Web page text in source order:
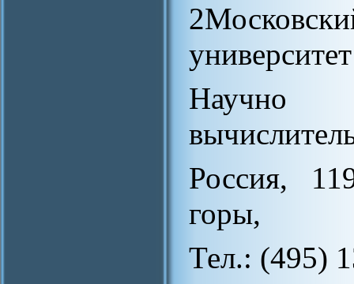
Научно
Россия,
горы,
Тел.: (495)